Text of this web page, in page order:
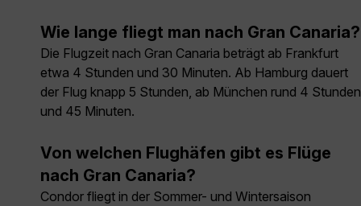
Wie lange fliegt man nach Gran Canaria?
Die Flugzeit nach Gran Canaria beträgt ab Frankfurt
etwa 4 Stunden und 30 Minuten. Ab Hamburg dauert
der Flug knapp 5 Stunden, ab München rund 4 Stunden
und 45 Minuten.
Von welchen Flughäfen gibt es Flüge
nach Gran Canaria?
Condor fliegt in der Sommer- und Wintersaison